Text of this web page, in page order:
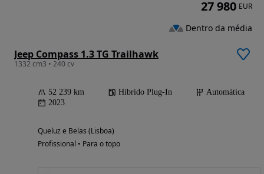
Jeep Compass 1.3 TG Trailhawk
1332 cm3 • 240 cv
52 239 km Híbrido Plug-In
Automática
2023
Queluz e Belas (Lisboa)
Profissional • Para o topo
27 980 EUR
Dentro da média